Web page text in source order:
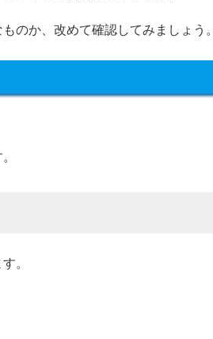
のか、改めて確認してみましょう。
。